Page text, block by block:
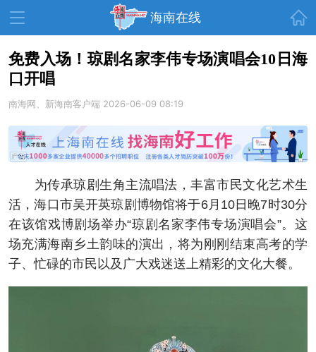
海南在线
资讯中心
教育 健康 房产
生活 演出 活动
展会 走读海南 周末去哪儿
人才在线 天涯企服
免费入场！琼剧名家李伟专场演唱会10日海
口开唱
南海网、新海南客户端 2026-06-09 08:19
为传承琼剧生角主流唱法，丰富市民文化艺术生
活，海口市吴开英琼剧博物馆将于6月10日晚7时30分
在该馆戏博剧场举办“琼剧名家李伟专场演唱会”。这
场充满海南乡土韵味的演出，将为刚刚结束高考的学
子、忙碌的市民以及广大戏迷送上精彩的文化大餐。